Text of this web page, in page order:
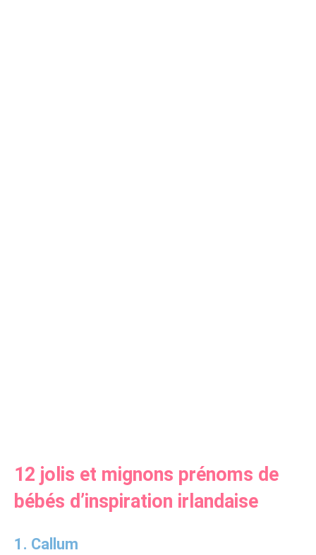
12 jolis et mignons prénoms de
bébés d’inspiration irlandaise
1. Callum